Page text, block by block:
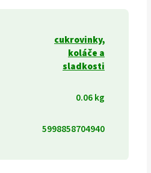
cukrovinky,
koláče a
sladkosti
0.06 kg
5998858704940